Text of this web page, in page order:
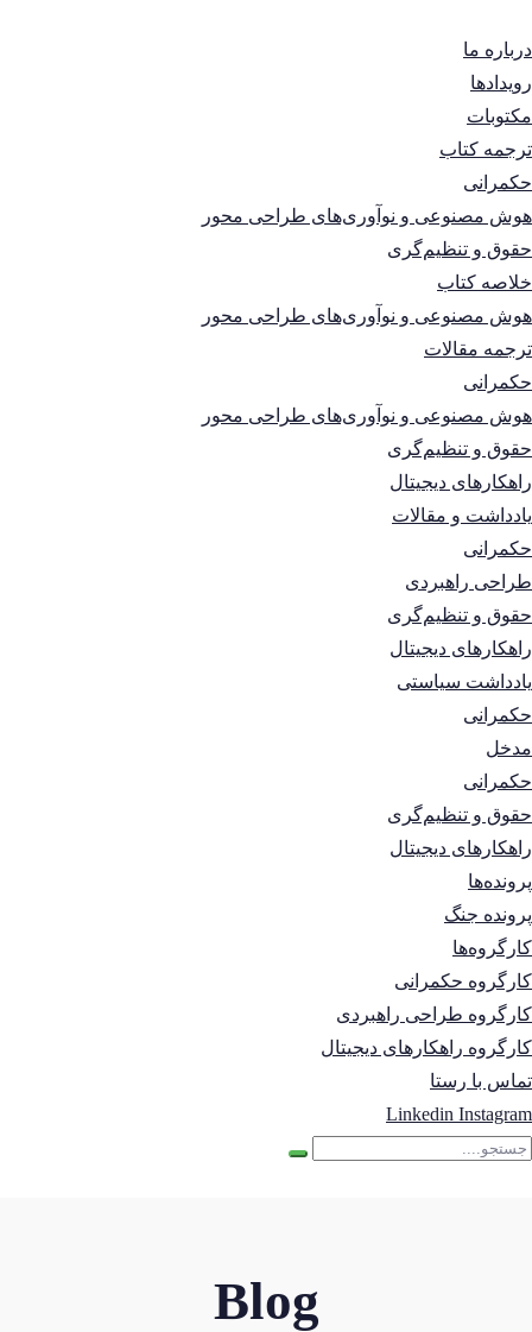
درباره ما
رویدادها
مکتوبات
ترجمه کتاب
حکمرانی
هوش مصنوعی و نوآوری‌های طراحی محور
حقوق و تنظیم‌گری
خلاصه کتاب
هوش مصنوعی و نوآوری‌های طراحی محور
ترجمه مقالات
حکمرانی
هوش مصنوعی و نوآوری‌های طراحی محور
حقوق و تنظیم‌گری
راهکارهای دیجیتال
یادداشت و مقالات
حکمرانی
طراحی راهبردی
حقوق و تنظیم‌گری
راهکارهای دیجیتال
یادداشت سیاستی
حکمرانی
مدخل
حکمرانی
حقوق و تنظیم‌گری
راهکارهای دیجیتال
پرونده‌ها
پرونده جنگ
کارگروه‌ها
کارگروه حکمرانی
کارگروه طراحی راهبردی
کارگروه راهکارهای دیجیتال
تماس با رستا
Linkedin Instagram
Blog